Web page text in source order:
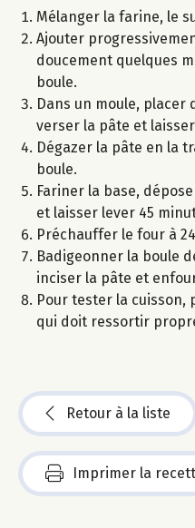
Mélanger la farine, le
Ajouter
doucement quelques
boule.
Dans un moule,
verser la pâte et
Dégazer la pâte en la
boule.
Fariner la base,
et laisser lever 45
Préchauffer le four à
Badigeonner la boule
inciser la pâte et
Pour tester la cuisson,
qui doit ressortir
Retour à la liste
Imprimer la